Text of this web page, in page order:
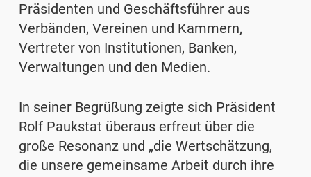
Präsidenten und Geschäftsführer aus
Verbänden, Vereinen und Kammern,
Vertreter von Institutionen, Banken,
Verwaltungen und den Medien.
In seiner Begrüßung zeigte sich Präsident
Rolf Paukstat überaus erfreut über die
große Resonanz und „die Wertschätzung,
die unsere gemeinsame Arbeit durch ihre